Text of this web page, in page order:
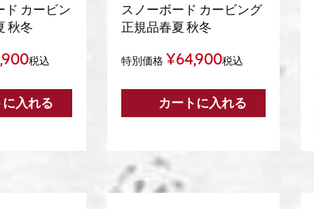
ド カービン
秋冬
税込
に入れる
スノーボード カービング
正規品春夏 秋冬
特別価格 ¥64,900税込
カートに入れる